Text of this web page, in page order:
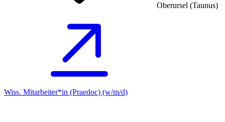
Oberursel (Taunus)
Wiss. Mitarbeiter*in (Praedoc) (w/m/d)